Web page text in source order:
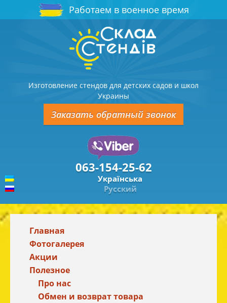
Работаем в военное время
Изготовление стендов для детских садов и школ
Украины
Заказать обратный звонок
063-154-25-62
Українська
Русский
Главная
Фотогалерея
Акции
Полезное
Про нас
Обмен и возврат товара